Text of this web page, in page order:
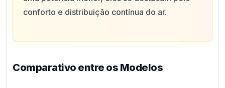
conforto e distribuição contínua do ar.
Comparativo entre os Modelos